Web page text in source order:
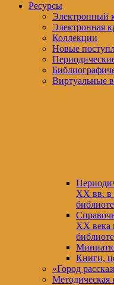
Ресурсы
Электронный
Электронная
Коллекции
Новые
Виртуальные
XX вв. в
XX века
Книги,
«Город
Методическая